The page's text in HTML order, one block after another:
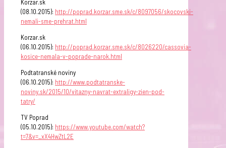
Korzar.sk
(08.10.2015): http://poprad.korzar.sme.sk/c/8097056/skocovski-
nemali-sme-prehrat.html
Korzar.sk
(06.10.2015): http://poprad.korzar.sme.sk/c/8026220/cassovia-
kosice-nemala-v-poprade-narok.html
Podtatranské noviny
(06.10.2015): http://www.podtatranske-
noviny.sk/2015/10/vitazny-navrat-extraligy-zien-pod-
tatry/
TV Poprad
(05.10.2015): https://www.youtube.com/watch?
t=7&v=_xX4HwZtL2E